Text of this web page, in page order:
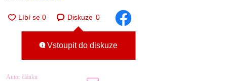
Diskuze 0
Vstoupit do diskuze
Autor článku